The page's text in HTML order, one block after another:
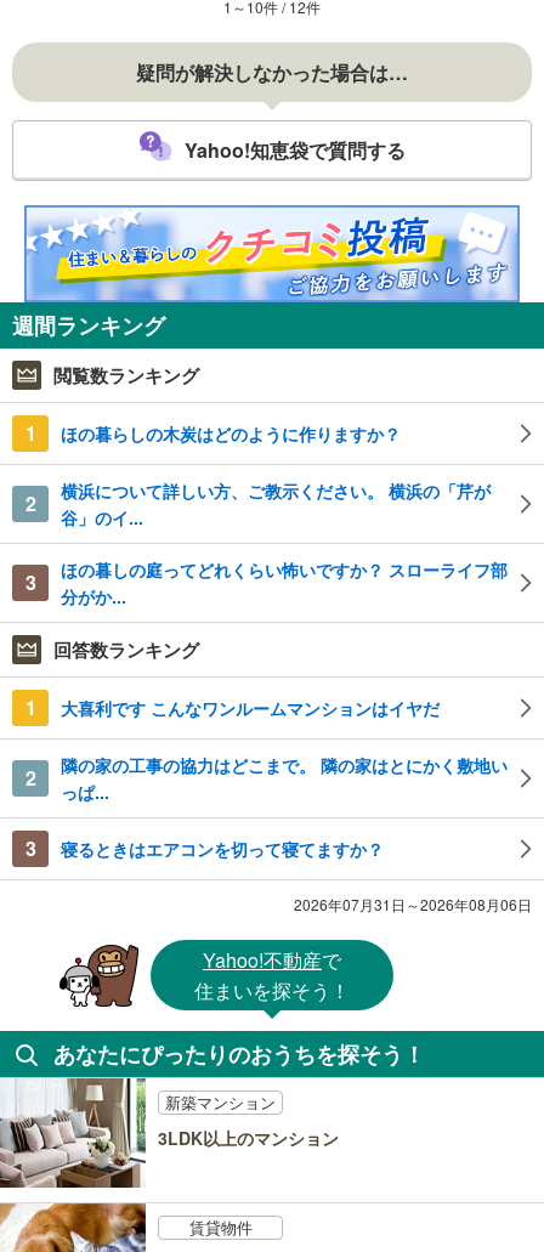
1～10件 / 12件
疑問が解決しなかった場合は…
Yahoo!知恵袋で質問する
週間ランキング
閲覧数ランキング
1 ほの暮らしの木炭はどのように作りますか？
2
横浜について詳しい方、ご教示ください。 横浜の「芹が
谷」のイ...
3
ほの暮しの庭ってどれくらい怖いですか？ スローライフ部
分がか...
回答数ランキング
1 大喜利です こんなワンルームマンションはイヤだ
2
隣の家の工事の協力はどこまで。 隣の家はとにかく敷地い
っぱ...
3 寝るときはエアコンを切って寝てますか？
2026年07月31日～2026年08月06日
Yahoo!不動産で
住まいを探そう！
あなたにぴったりのおうちを探そう！
新築マンション
3LDK以上のマンション
賃貸物件